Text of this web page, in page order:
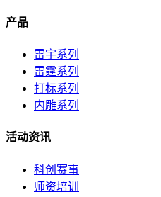
产品
雷宇系列
雷霆系列
打标系列
内雕系列
活动资讯
科创赛事
师资培训